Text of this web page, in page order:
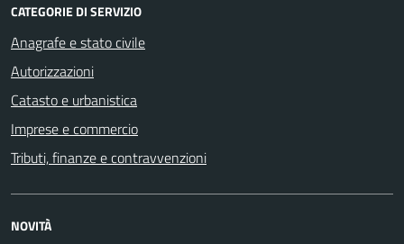
CATEGORIE DI SERVIZIO
Anagrafe e stato civile
Autorizzazioni
Catasto e urbanistica
Imprese e commercio
Tributi, finanze e contravvenzioni
NOVITÀ